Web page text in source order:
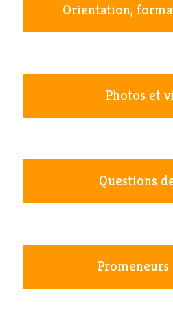
Orientation,
Photos et
Questions